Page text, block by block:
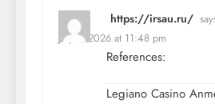
https://irsau.ru/
July 9, 2026 at 11:48 pm
References:
Legiano Casino